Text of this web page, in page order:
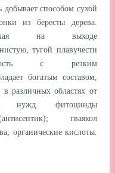
добывает способом сухой
из бересты дерева.
на выходе
тугой плавучести
с резким
богатым составом,
в различных областях от
нужд. фитоцинды
гваякол
органические кислоты.